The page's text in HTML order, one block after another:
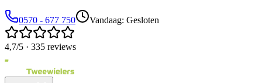
0570 - 677 750 Vandaag: Gesloten
4,7/5 · 335 reviews